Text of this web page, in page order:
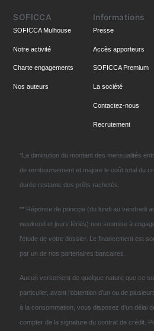
SOFICCA
SOFICCA Mulhouse
Notre activité
Charte engagements
Nos auteurs
Informations
Presse
Accès apporteurs
SOFICCA Premium
La société
Contactez-nous
Recrutement
*La diminution du montant des mensualités
de remboursement et majore le coût total du
durée restante des prêts rachetés.
** Réponse de principe (du lundi au vendredi
weekend et jours fériés) non soumise à
l’étude de votre dossier. Le financement est
par un de nos partenaires bancaires.
Aucun versement de quelque nature que ce
particulier, avant l’obtention d’un ou de
à la consommation, vous disposez d’un délai
compter de la signature du contrat de crédit.